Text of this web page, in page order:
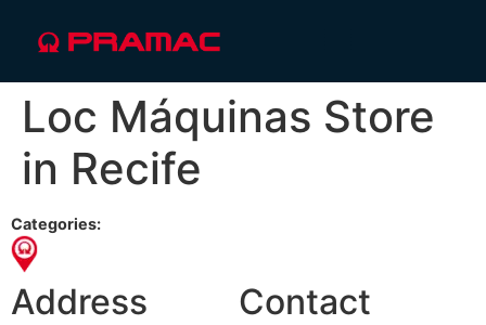
Loc Máquinas Store
in Recife
Categories:
Address Contact